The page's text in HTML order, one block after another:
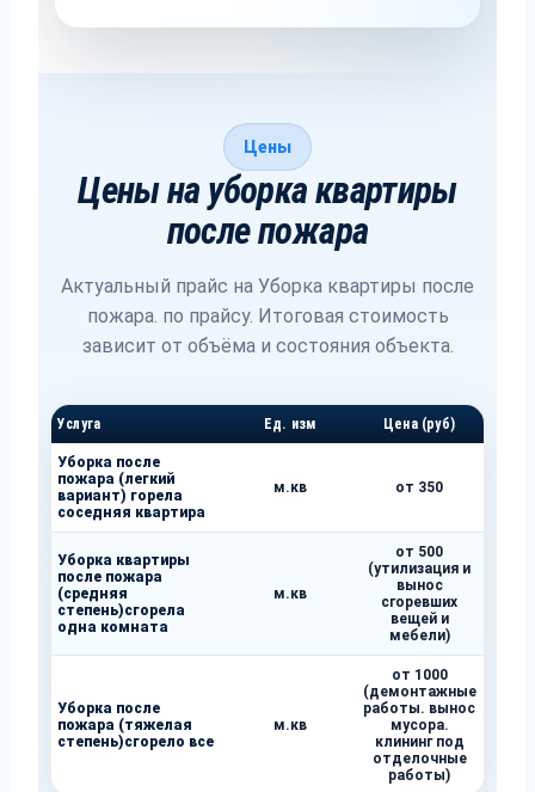
Цены
Цены на уборка квартиры
после пожара
Актуальный прайс на Уборка квартиры после
пожара. по прайсу. Итоговая стоимость
зависит от объёма и состояния объекта.
Услуга Ед. изм Цена (руб)
Уборка после
пожара (легкий
вариант) горела
соседняя квартира
м.кв от 350
Уборка квартиры
после пожара
(средняя
степень)сгорела
одна комната
м.кв
от 500
(утилизация и
вынос
сгоревших
вещей и
мебели)
Уборка после
пожара (тяжелая
степень)сгорело все
м.кв
от 1000
(демонтажные
работы. вынос
мусора.
клининг под
отделочные
работы)